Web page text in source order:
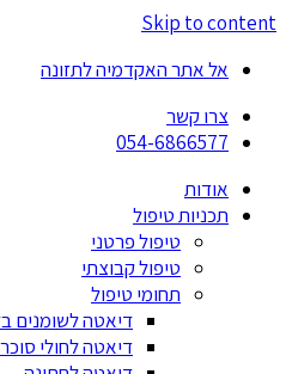
Skip to content
אל אתר האקדמיה לתזונה
צרו קשר
054-6866577
אודות
תכניות טיפול
טיפול פרטני
טיפול קבוצתי
תחומי טיפול
דיאטה לשומנים
דיאטה לחולי